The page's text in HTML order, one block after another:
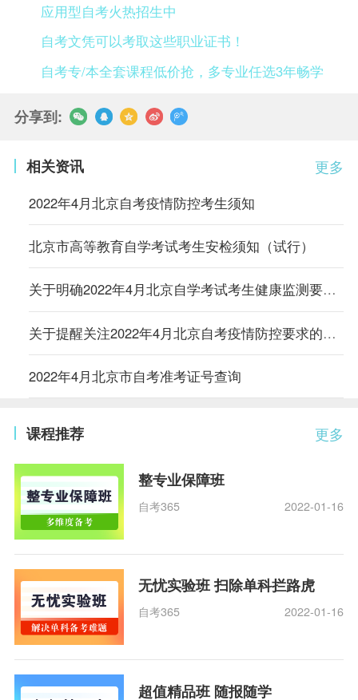
应用型自考火热招生中
自考文凭可以考取这些职业证书！
自考专/本全套课程低价抢，多专业任选3年畅学
分享到:
更多
相关资讯
2022年4月北京自考疫情防控考生须知
北京市高等教育自学考试考生安检须知（试行）
关于明确2022年4月北京自学考试考生健康监测要求的通知
关于提醒关注2022年4月北京自考疫情防控要求的通知
2022年4月北京市自考准考证号查询
更多
课程推荐
整专业保障班
自考365 2022-01-16
无忧实验班 扫除单科拦路虎
自考365 2022-01-16
超值精品班 随报随学